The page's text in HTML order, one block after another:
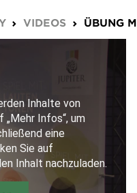
VIDEOS ÜBUNG